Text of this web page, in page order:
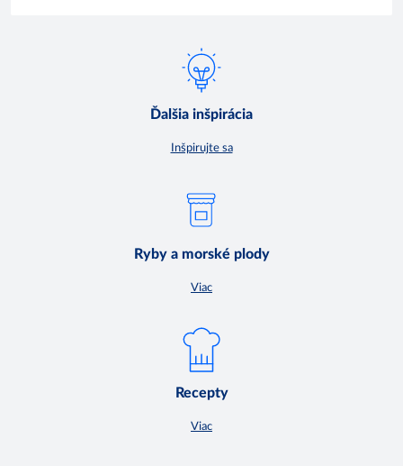
Ďalšia inšpirácia
Inšpirujte sa
Ryby a morské plody
Viac
Recepty
Viac